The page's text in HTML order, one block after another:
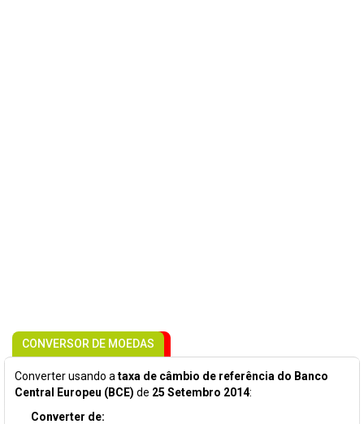
CONVERSOR DE MOEDAS
Converter usando a taxa de câmbio de referência do Banco
Central Europeu (BCE) de 25 Setembro 2014:
Converter de: